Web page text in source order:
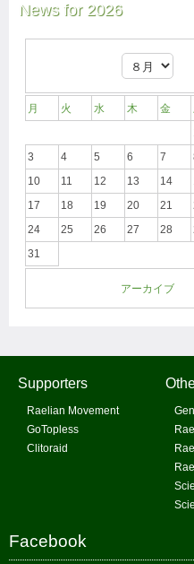
News for 2026
月 火 水 木 金
3
4 5 6 7
10
11 12 13 14
17
18 19 20 21
24
25 26 27 28
31
アーカイブ
Supporters
Raelian Movement
GoTopless
Clitoraid
Facebook